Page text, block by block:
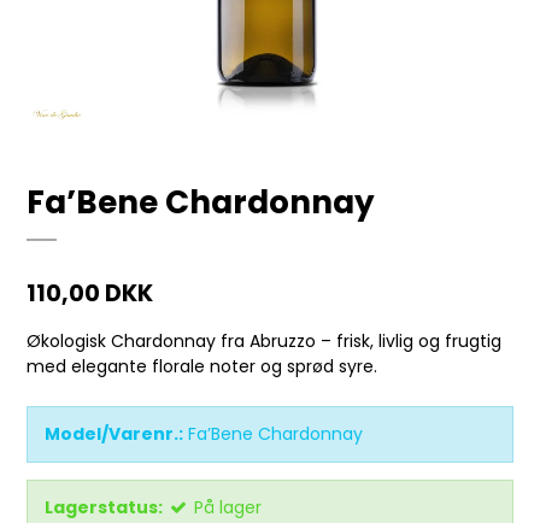
Fa’Bene Chardonnay
110,00 DKK
Økologisk Chardonnay fra Abruzzo – frisk, livlig og frugtig
med elegante florale noter og sprød syre.
Model/Varenr.: Fa’Bene Chardonnay
Lagerstatus: På lager